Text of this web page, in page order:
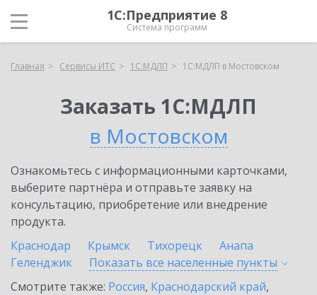
1С:Предприятие 8
Система программ
Главная Сервисы ИТС 1С:МДЛП 1С:МДЛП в Мостовском
Заказать 1С:МДЛП
в Мостовском
Ознакомьтесь с информационными карточками,
выберите партнёра и отправьте заявку на
консультацию, приобретение или внедрение
продукта.
Краснодар
Крымск Тихорецк
Анапа
Геленджик
Показать все населенные пункты
Смотрите также: Россия, Краснодарский край,